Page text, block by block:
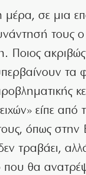
σε μια
ακριβώς
είπε από
όπως
τραβάει,
που θα